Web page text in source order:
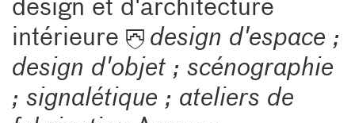
intérieure
design d'espace ;
design d'objet ; scénographie
; signalétique ; ateliers de